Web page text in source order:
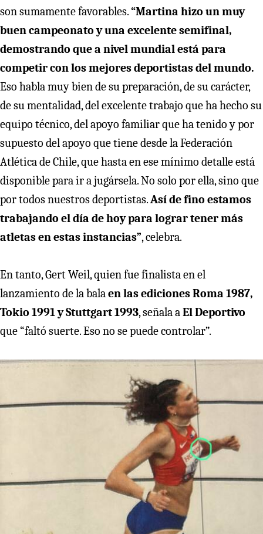
son sumamente favorables.“Martina hizo un muy
buen campeonato y una excelente semifinal,
demostrando que a nivel mundial está para
competir con los mejores deportistas del mundo.
Eso habla muy bien de su preparación, de su carácter,
de su mentalidad, del excelente trabajo que ha hecho su
equipo técnico, del apoyo familiar que ha tenido y por
supuesto del apoyo que tiene desde la Federación
Atlética de Chile, que hasta en ese mínimo detalle está
disponible para ir a jugársela. No solo por ella, sino que
por todos nuestros deportistas.Así de fino estamos
trabajando el día de hoy para lograr tener más
atletas en estas instancias”, celebra.
En tanto, Gert Weil, quien fue finalista en el
lanzamiento de la balaen las ediciones Roma 1987,
Tokio 1991 y Stuttgart 1993, señala aEl Deportivo
que “faltó suerte. Eso no se puede controlar”.